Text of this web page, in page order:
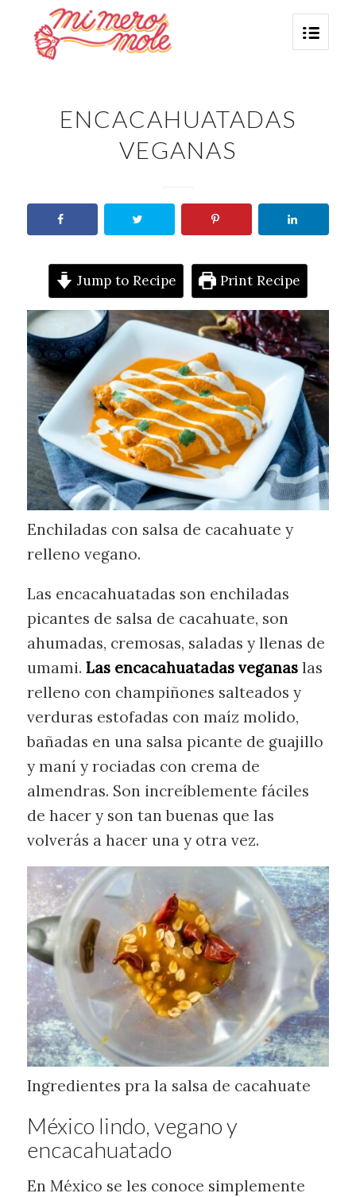
ENCACAHUATADAS
VEGANAS
Jump to Recipe Print Recipe
Enchiladas con salsa de cacahuate y
relleno vegano.
Las encacahuatadas son enchiladas
picantes de salsa de cacahuate, son
ahumadas, cremosas, saladas y llenas de
umami. Las encacahuatadas veganaslas
relleno con champiñones salteados y
verduras estofadas con maíz molido,
bañadas en una salsa picante de guajillo
y maní y rociadas con crema de
almendras. Son increíblemente fáciles
de hacer y son tan buenas que las
volverás a hacer una y otra vez.
Ingredientes pra la salsa de cacahuate
México lindo, vegano y
encacahuatado
En México se les conoce simplemente